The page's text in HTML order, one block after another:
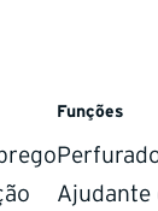
Funções
Ajudante